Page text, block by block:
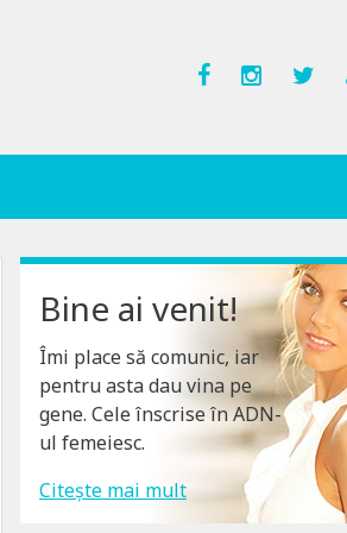
Bine ai venit!
Îmi place să comunic, iar
pentru asta dau vina pe
gene. Cele înscrise în ADN-
ul femeiesc.
Citește mai mult